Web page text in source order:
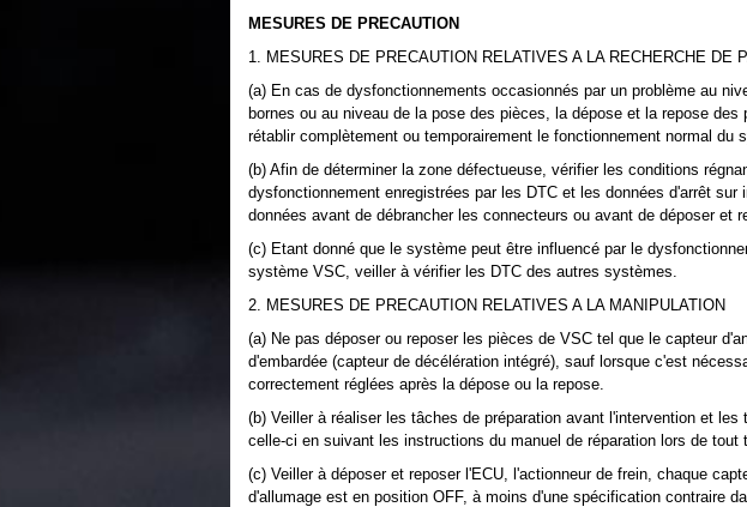
MESURES DE PRECAUTION
1. MESURES DE PRECAUTION RELATIVES A LA RECHERCHE DE
(a) En cas de dysfonctionnements occasionnés par un problème au
bornes ou au niveau de la pose des pièces, la dépose et la repose
rétablir complètement ou temporairement le fonctionnement normal du
(b) Afin de déterminer la zone défectueuse, vérifier les conditions
dysfonctionnement enregistrées par les DTC et les données d'arrêt sur
données avant de débrancher les connecteurs ou avant de déposer et
(c) Etant donné que le système peut être influencé par le
système VSC, veiller à vérifier les DTC des autres systèmes.
2. MESURES DE PRECAUTION RELATIVES A LA MANIPULATION
(a) Ne pas déposer ou reposer les pièces de VSC tel que le capteur
d'embardée (capteur de décélération intégré), sauf lorsque c'est
correctement réglées après la dépose ou la repose.
(b) Veiller à réaliser les tâches de préparation avant l'intervention et les
celle-ci en suivant les instructions du manuel de réparation lors de
(c) Veiller à déposer et reposer l'ECU, l'actionneur de frein, chaque
d'allumage est en position OFF, à moins d'une spécification contraire